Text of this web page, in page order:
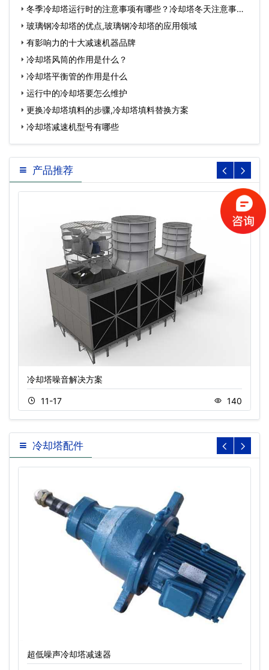
冬季冷却塔运行时的注意事项有哪些？冷却塔冬天注意事
项…玻璃钢冷却塔的优点,玻璃钢冷却塔的应用领域
有影响力的十大减速机器品牌
冷却塔风筒的作用是什么？
冷却塔平衡管的作用是什么
运行中的冷却塔要怎么维护
更换冷却塔填料的步骤,冷却塔填料替换方案
冷却塔减速机型号有哪些
产品推荐
冷却塔噪音解决方案
11-17 140
冷却塔配件
超低噪声冷却塔减速器